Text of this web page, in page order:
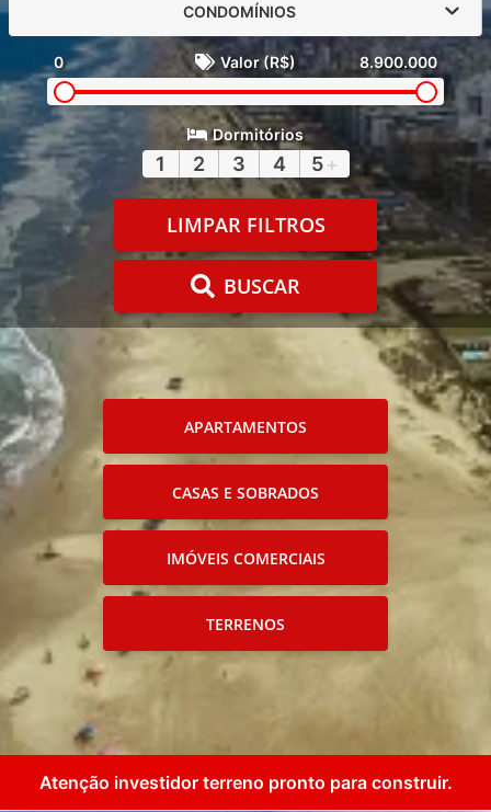
CONDOMÍNIOS
0 Valor (R$) 8.900.000
Dormitórios
1 2 3 4 5 +
LIMPAR FILTROS
BUSCAR
APARTAMENTOS
CASAS E SOBRADOS
IMÓVEIS COMERCIAIS
TERRENOS
Atenção investidor terreno pronto para construir.